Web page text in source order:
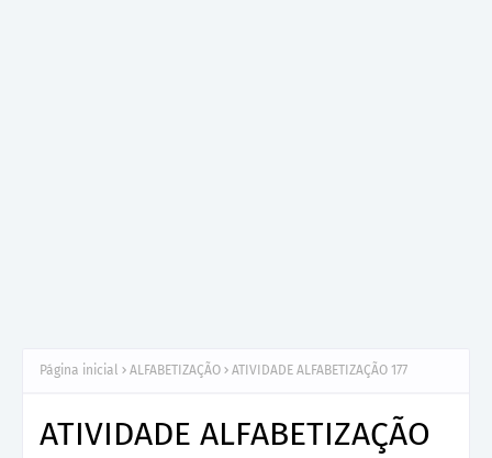
Página inicial ALFABETIZAÇÃO ATIVIDADE ALFABETIZAÇÃO 177
ATIVIDADE ALFABETIZAÇÃO